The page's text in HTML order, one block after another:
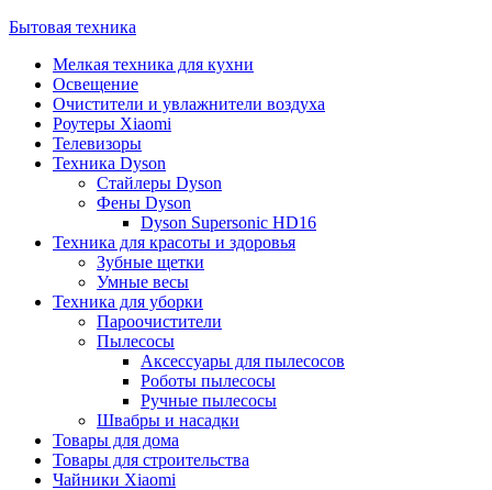
Бытовая техника
Мелкая техника для кухни
Освещение
Очистители и увлажнители воздуха
Роутеры Xiaomi
Телевизоры
Техника Dyson
Стайлеры Dyson
Фены Dyson
Dyson Supersonic HD16
Техника для красоты и здоровья
Зубные щетки
Умные весы
Техника для уборки
Пароочистители
Пылесосы
Аксессуары для пылесосов
Роботы пылесосы
Ручные пылесосы
Швабры и насадки
Товары для дома
Товары для строительства
Чайники Xiaomi